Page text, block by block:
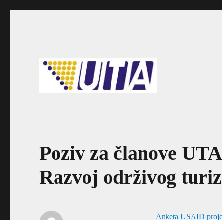
Poziv za članove
Razvoj održivog
Anketa USAID